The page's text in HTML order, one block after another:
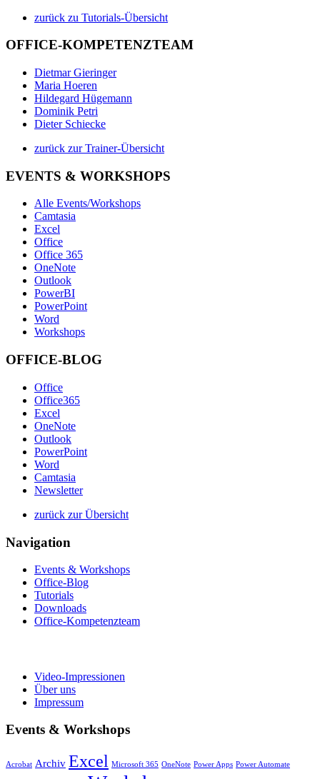
zurück zu Tutorials-Übersicht
OFFICE-KOMPETENZTEAM
Dietmar Gieringer
Maria Hoeren
Hildegard Hügemann
Dominik Petri
Dieter Schiecke
zurück zur Trainer-Übersicht
EVENTS & WORKSHOPS
Alle Events/Workshops
Camtasia
Excel
Office
Office 365
OneNote
Outlook
PowerBI
PowerPoint
Word
Workshops
OFFICE-BLOG
Office
Office365
Excel
OneNote
Outlook
PowerPoint
Word
Camtasia
Newsletter
zurück zur Übersicht
Navigation
Events & Workshops
Office-Blog
Tutorials
Downloads
Office-Kompetenzteam
Video-Impressionen
Über uns
Impressum
Events & Workshops
Acrobat Archiv Excel Microsoft 365 OneNote Power Apps Power Automate